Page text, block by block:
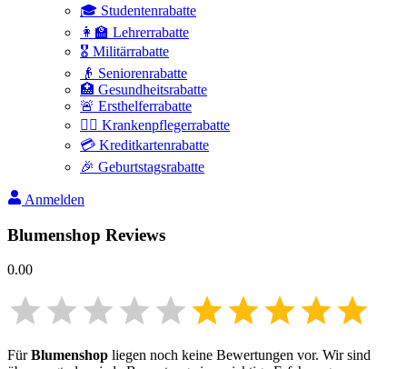
🎓 Studentenrabatte
👩‍🏫 Lehrerrabatte
🎖️ Militärrabatte
👴 Seniorenrabatte
🏥 Gesundheitsrabatte
🚨 Ersthelferrabatte
👩‍⚕️ Krankenpflegerrabatte
💳 Kreditkartenrabatte
🎉 Geburtstagsrabatte
Anmelden
Blumenshop Reviews
0.00
FürBlumenshop liegen noch keine Bewertungen vor. Wir sind